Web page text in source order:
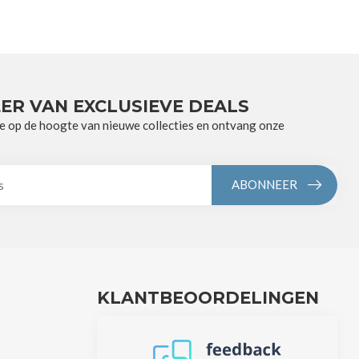
VAN EXCLUSIEVE DEALS
op de hoogte van nieuwe collecties en ontvang onze
ABONNEER
KLANTBEOORDELINGEN